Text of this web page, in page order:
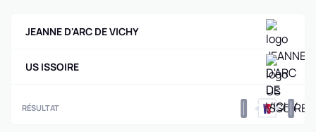
JEANNE D'ARC DE VICHY
US ISSOIRE
RÉSULTAT 0 0